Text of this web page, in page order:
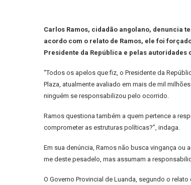
Carlos Ramos, cidadão angolano, denuncia
acordo com o relato de Ramos, ele foi
Presidente da República e pelas
“Todos os apelos que fiz, o Presidente da
Plaza, atualmente avaliado em mais de mil
ninguém se responsabilizou pelo ocorrido.
Ramos questiona também a quem pertence a
comprometer as estruturas políticas?”, indaga.
Em sua denúncia, Ramos não busca vingança
me deste pesadelo, mas assumam a
O Governo Provincial de Luanda, segundo o